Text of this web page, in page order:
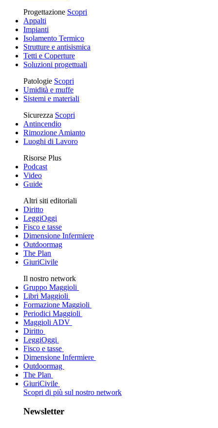
Progettazione Scopri
Appalti
Impianti
Isolamento Termico
Strutture e antisismica
Tetti e Coperture
Soluzioni progettuali
Patologie Scopri
Umidità e muffe
Sistemi e materiali
Sicurezza Scopri
Antincendio
Rimozione Amianto
Luoghi di Lavoro
Risorse Plus
Podcast
Video
Guide
Altri siti editoriali
Diritto
LeggiOggi
Fisco e tasse
Dimensione Infermiere
Outdoormag
The Plan
GiuriCivile
Il nostro network
Gruppo Maggioli
Libri Maggioli
Formazione Maggioli
Periodici Maggioli
Maggioli ADV
Diritto
LeggiOggi
Fisco e tasse
Dimensione Infermiere
Outdoormag
The Plan
GiuriCivile
Scopri di più sul nostro network
Newsletter